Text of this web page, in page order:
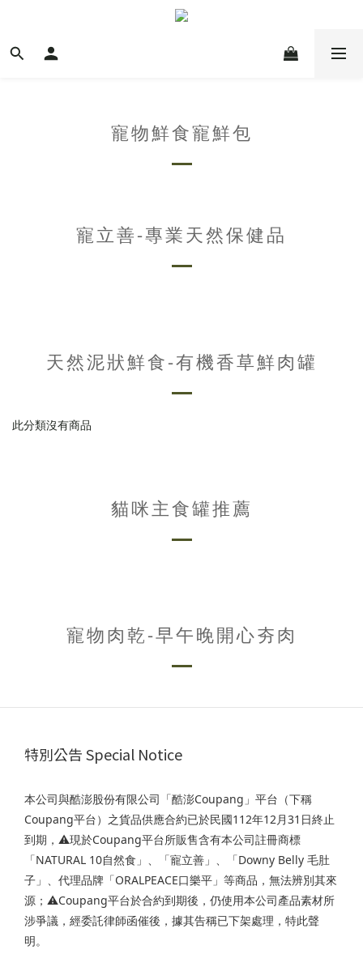
寵物鮮食寵鮮包
寵立善-專業天然保健品
天然泥狀鮮食-有機香草鮮肉罐
此分類沒有商品
貓咪主食罐推薦
寵物肉乾-早午晚開心夯肉
特別公告 Special Notice
本公司與酷澎股份有限公司「酷澎Coupang」平台（下稱
Coupang平台）之貨品供應合約已於民國112年12月31日終止
到期，⚠️現於Coupang平台所販售含有本公司註冊商標
「NATURAL 10自然食」、「寵立善」、「Downy Belly 毛肚
子」、代理品牌「ORALPEACE口樂平」等商品，無法辨別其來
源；⚠️Coupang平台於合約到期後，仍使用本公司產品素材所
涉爭議，經委託律師函催後，據其告稱已下架處理，特此聲
明。